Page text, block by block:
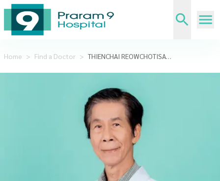
Home > Find a Doctor > THIENCHAI REOWCHOTISAKUL,M.D.